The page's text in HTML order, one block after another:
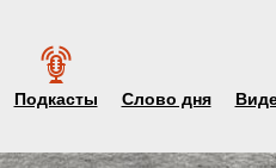
Подкасты Слово дня